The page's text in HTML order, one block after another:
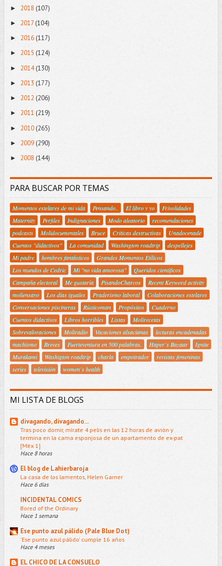
► 2018 (107)
► 2017(104)
► 2016(117)
► 2015 (124)
► 2014(130)
► 2013 (177)
► 2012 (206)
► 2011 (219)
► 2010(265)
► 2009(290)
► 2008 (144)
PARA BUSCAR POR TEMAS
Momentos estelares de mi vida Pensando.. El libro y yo
Frivolidades
Maternity
Perfiles Indignaciones Modo aleatorio
recomendaciones
podcasts
Molidocumentales Bruce Criticas destructivas
Unadocenade
Cuentos "didactivos"
La comunidad Washington roadtrip
despellejes
Mi padre
hombres fantásticos
Grandes Momentos Etílicos
Los mundos de Cedric
Mi "no vida amorosa"
Queridos científicos
Campaña electoral
Me gustaría PisandoCharcos
Recent Keyword activity
moliensayo
Los días iguales Praderismo laboral
Colaboraciones estelares
Conversaciones piscineras
Rústicoman Propósitos
Cuaderno
Cuentos didactivos
Libros horribles Listas
Molirecetas
Sobrevaloraciones
Moliradio Vacaciones alsacianas
lecturas encadenadas
machismo
Breves Fuerteventura en 500 palabras. Haper´s Bazaar
Ignite
Murakami
Washigton roadtrip charla empotrador
revistas femeninas
series
televisión women´s health
MI LISTA DE BLOGS
divagando, divagando...
Tras poco domir, mírate 4 pelis en las 12 horas de avión y
termina en la cama esponjosa de un apartamento de ex-pat
[Méx 1]
Hace 8 horas
El blog de Lahierbaroja
La casa de los lamentos, Helen Garner
Hace 6 días
INCIDENTAL COMICS
Bored of the Ordinary
Hace 1 semana
Ese punto azul pálido (Pale Blue Dot)
'Ese punto azul pálido' cumple 16 años
Hace 4 meses
EL CHICO DE LA CONSUELO